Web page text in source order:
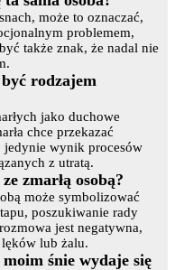
może to oznaczać,
problemem,
także znak, że nadal nie
rodzajem
jako duchowe
chce przekazać
jedynie wynik procesów
z utratą.
zmarłą osobą?
może symbolizować
poszukiwanie rady
jest negatywna,
lub żalu.
moim śnie wydaje się